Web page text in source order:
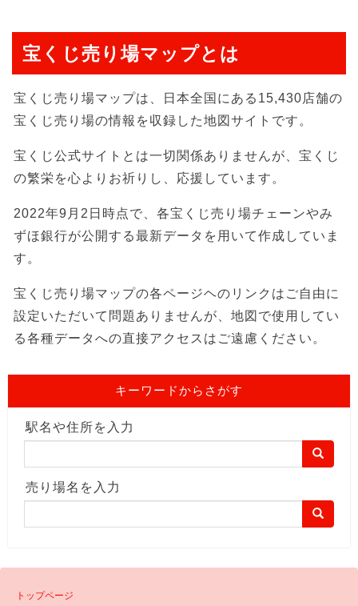
宝くじ売り場マップとは
宝くじ売り場マップは、日本全国にある15,430店舗の
宝くじ売り場の情報を収録した地図サイトです。
宝くじ公式サイトとは一切関係ありませんが、宝くじ
の繁栄を心よりお祈りし、応援しています。
2022年9月2日時点で、各宝くじ売り場チェーンやみ
ずほ銀行が公開する最新データを用いて作成していま
す。
宝くじ売り場マップの各ページヘのリンクはご自由に
設定いただいて問題ありませんが、地図で使用してい
る各種データへの直接アクセスはご遠慮ください。
キーワードからさがす
駅名や住所を入力
売り場名を入力
トップページ